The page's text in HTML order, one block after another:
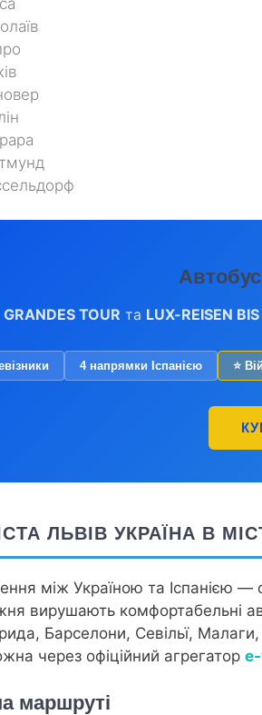
Автобус
GRANDES TOUR та LUX-REISEN BIS
4 напрямки Іспанією ⭐
ЛЬВІВ УКРАЇНА В
між Україною та Іспанією —
вирушають комфортабельні
Барселони, Севільї, Малаги,
через офіційний агрегатор
маршруті